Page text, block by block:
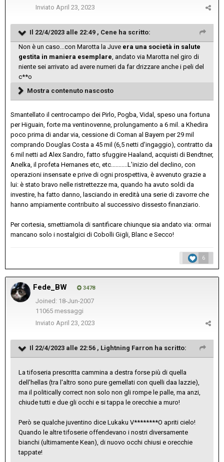
Inviato April 23, 2023
Il 22/4/2023 alle 22:49 , Cene ha scritto:
Non è un caso...con Marotta la Juve era una società in salute
gestita in maniera esemplare, andato via Marotta nel giro di
niente sei arrivato ad avere numeri da far drizzare anche i peli del
c**o
Mostra contenuto nascosto
Smantellato il centrocampo dei Pirlo, Pogba, Vidal, speso una fortuna
per Higuain, forte ma ventinovenne, prolungamento a 6 mil. a Khedira
poco prima di andar via, cessione di Coman al Bayern per 29 mil
comprando Douglas Costa a 45 mil (6,5 netti d'ingaggio), contratto da
6 mil netti ad Alex Sandro, fatto sfuggire Haaland, acquisti di Bendtner,
Anelka, il profeta Hernanes etc, etc...........L'inizio del declino, con
operazioni insensate e prive di ogni prospettiva, è avvenuto grazie a
lui: è stato bravo nelle ristrettezze ma, quando ha avuto soldi da
investire, ha fatto danno, lasciando in eredità una serie di zavorre che
hanno ampiamente contribuito al successivo dissesto finanziario.
Per cortesia, smettiamola di santificare chiunque sia andato via: ormai
mancano solo i nostalgici di Cobolli Gigli, Blanc e Secco!
6
Fede_BW 3478
Joined: 18-Jun-2007
11065 messaggi
Inviato April 23, 2023
Il 22/4/2023 alle 22:56 , Lightning Farron ha scritto:
La tifoseria prescritta cammina a destra forse più di quella
dell'hellas (tra l'altro sono pure gemellati con quelli daa lazzie),
ma il politically correct non solo non gli rompe le palle, ma anzi,
chiude tutti e due gli occhi e si tappa le orecchie a muro!
Però se qualche juventino dice Lukaku V********O apriti cielo!
Quando le altre tifoserie offendevano i nostri diversamente
bianchi (ultimamente Kean), di nuovo occhi chiusi e orecchie
tappate!